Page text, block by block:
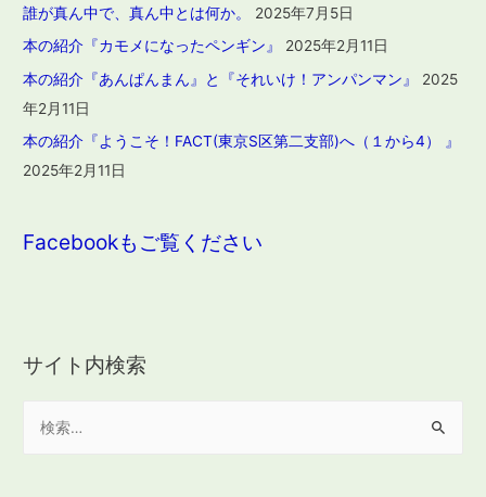
誰が真ん中で、真ん中とは何か。
2025年7月5日
本の紹介『カモメになったペンギン』
2025年2月11日
本の紹介『あんぱんまん』と『それいけ！アンパンマン』
2025
年2月11日
本の紹介『ようこそ！FACT(東京S区第二支部)へ（１から4） 』
2025年2月11日
Facebookもご覧ください
サイト内検索